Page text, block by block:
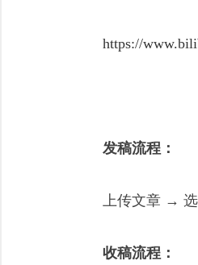
https://
发稿流程：
上传文章 →
收稿流程：